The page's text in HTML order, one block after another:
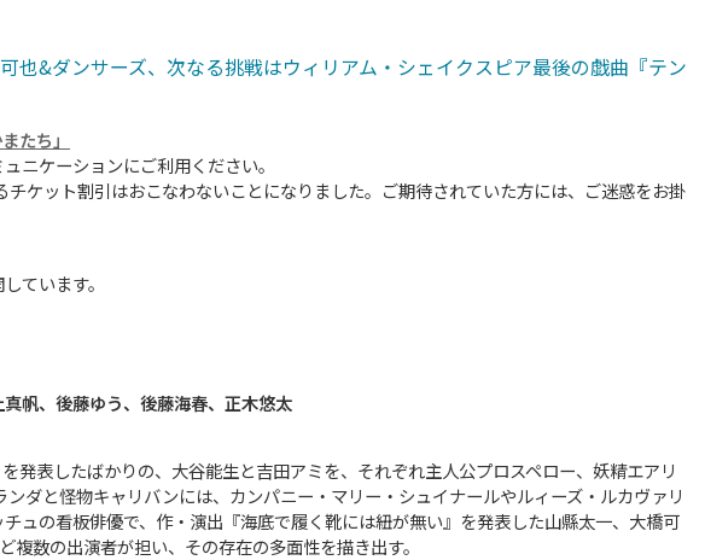
也&ダンサーズ、次なる挑戦はウィリアム・シェイクスピア最後の戯曲『テン
たち」
ニケーションにご利用ください。
ケット割引はおこなわないことになりました。ご期待されていた方には、ご迷惑をお掛
ています。
帆、後藤ゆう、後藤海春、正木悠太
発表したばかりの、大谷能生と吉田アミを、それぞれ主人公プロスペロー、妖精エアリ
ダと怪物キャリバンには、カンパニー・マリー・シュイナールやルィーズ・ルカヴァリ
ュの看板俳優で、作・演出『海底で履く靴には紐が無い』を発表した山縣太一、大橋可
数の出演者が担い、その存在の多面性を描き出す。